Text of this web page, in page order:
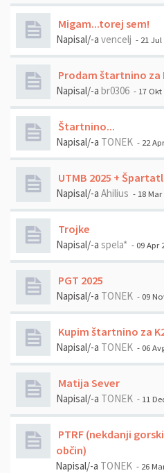
Migam...torej sem!
Napisal/-a vencelj - 21 Jul
Prodam štartnino
Napisal/-a br0306 - 17 Okt
Štartnino...
Napisal/-a TONEK - 22
UTMB 2025 +
Napisal/-a Ahilius - 18 Mar
Trojke
Napisal/-a spela* - 09 Apr
PGT 2025
Napisal/-a TONEK - 09
Kupim štartnino za
Napisal/-a TONEK - 06
Matija Sever
Napisal/-a TONEK - 11
PTRF (nekdanji
občin)
Napisal/-a TONEK - 26